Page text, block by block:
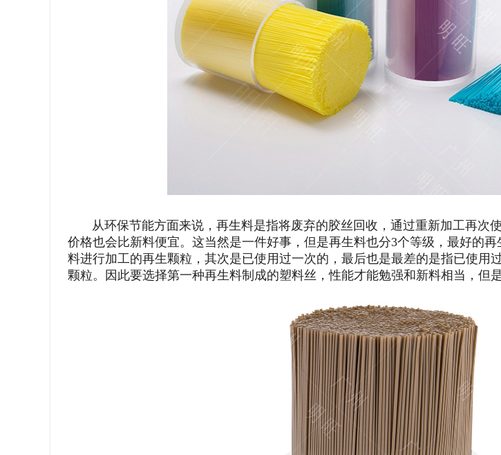
从环保节能方面来说，再生料是指将废弃的胶丝回收，通过重新加工再次使
价格也会比新料便宜。这当然是一件好事，但是再生料也分3个等级，最好的
料进行加工的再生颗粒，其次是已使用过一次的，最后也是最差的是指已使用
颗粒。因此要选择第一种再生料制成的塑料丝，性能才能勉强和新料相当，但